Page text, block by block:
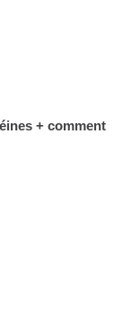
+ comment